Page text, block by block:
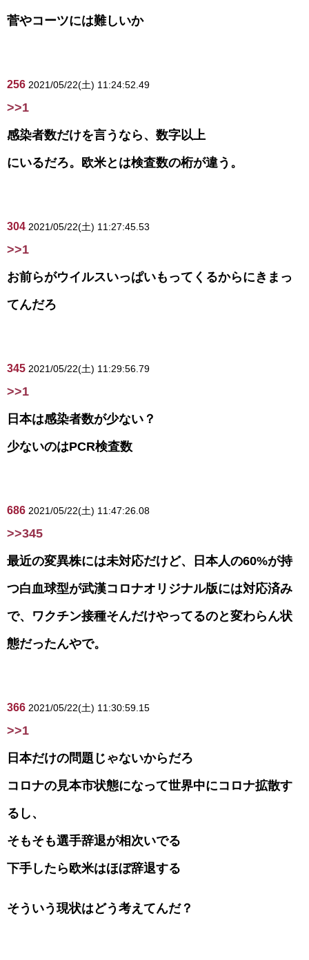
菅やコーツには難しいか
256 2021/05/22(土) 11:24:52.49
>>1
感染者数だけを言うなら、数字以上
にいるだろ。欧米とは検査数の桁が違う。
304 2021/05/22(土) 11:27:45.53
>>1
お前らがウイルスいっぱいもってくるからにきまっ
てんだろ
345 2021/05/22(土) 11:29:56.79
>>1
日本は感染者数が少ない？
少ないのはPCR検査数
686 2021/05/22(土) 11:47:26.08
>>345
最近の変異株には未対応だけど、日本人の60%が持
つ白血球型が武漢コロナオリジナル版には対応済み
で、ワクチン接種そんだけやってるのと変わらん状
態だったんやで。
366 2021/05/22(土) 11:30:59.15
>>1
日本だけの問題じゃないからだろ
コロナの見本市状態になって世界中にコロナ拡散す
るし、
そもそも選手辞退が相次いでる
下手したら欧米はほぼ辞退する
そういう現状はどう考えてんだ？